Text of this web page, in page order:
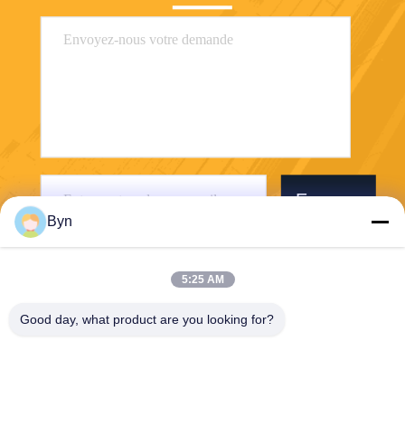
Envoyer
Byn
5:25 AM
Good day, what product are you looking for?